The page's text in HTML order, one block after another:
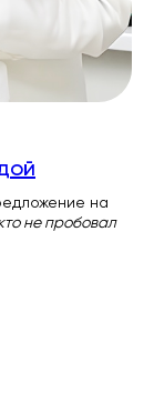
на
не пробовал